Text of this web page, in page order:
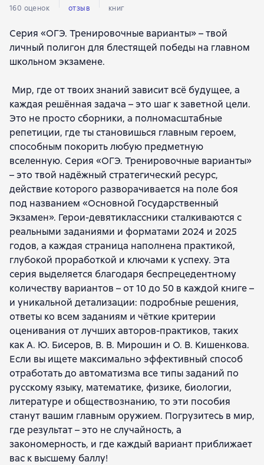
А. Ю. Бисеров Е. Н. Стрельникова
С. Н. Макеева
С. Г. Иняшкин О. А. Ильина
К. А. Громова О. В. Вострикова
В. С. Машошина
И. В. Пушинина С. С. Савинич
160 оценок отзыв книг
Серия «ОГЭ. Тренировочные варианты» – твой
личный полигон для блестящей победы на главном
школьном экзамене.
Мир, где от твоих знаний зависит всё будущее, а
каждая решённая задача – это шаг к заветной цели.
Это не просто сборники, а полномасштабные
репетиции, где ты становишься главным героем,
способным покорить любую предметную
вселенную. Серия «ОГЭ. Тренировочные варианты»
– это твой надёжный стратегический ресурс,
действие которого разворачивается на поле боя
под названием «Основной Государственный
Экзамен». Герои-девятиклассники сталкиваются с
реальными заданиями и форматами 2024 и 2025
годов, а каждая страница наполнена практикой,
глубокой проработкой и ключами к успеху. Эта
серия выделяется благодаря беспрецедентному
количеству вариантов – от 10 до 50 в каждой книге –
и уникальной детализации: подробные решения,
ответы ко всем заданиям и чёткие критерии
оценивания от лучших авторов-практиков, таких
как А. Ю. Бисеров, В. В. Мирошин и О. В. Кишенкова.
Если вы ищете максимально эффективный способ
отработать до автоматизма все типы заданий по
русскому языку, математике, физике, биологии,
литературе и обществознанию, то эти пособия
станут вашим главным оружием. Погрузитесь в мир,
где результат – это не случайность, а
закономерность, и где каждый вариант приближает
вас к высшему баллу!